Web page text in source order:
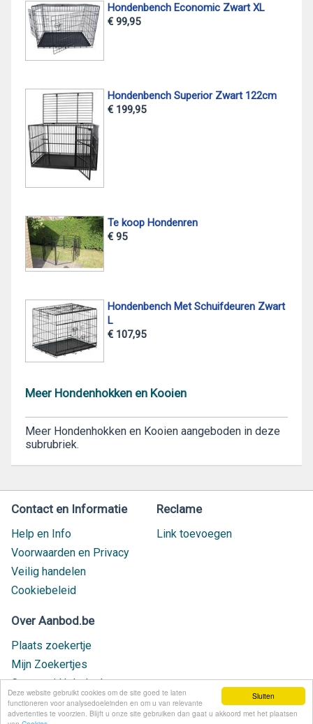
Sluiten
Deze website gebruikt cookies om de site goed te laten
functioneren voor analysedoeleinden en om u van relevante
advertenties te voorzien. Blijft u onze site gebruiken dan gaat u akkoord met het plaatsen
Hondenbench Economic Zwart XL
€ 99,95
Hondenbench Superior Zwart 122cm
€ 199,95
Te koop Hondenren
€ 95
Hondenbench Met Schuifdeuren Zwart
L
€ 107,95
Meer Hondenhokken en Kooien
Meer Hondenhokken en Kooien aangeboden in deze
subrubriek.
Contact en Informatie
Help en Info
Voorwaarden en Privacy
Veilig handelen
Cookiebeleid
Reclame
Link toevoegen
Over Aanbod.be
Plaats zoekertje
Mijn Zoekertjes
Contact / Helpdesk
Nieuw geplaatst